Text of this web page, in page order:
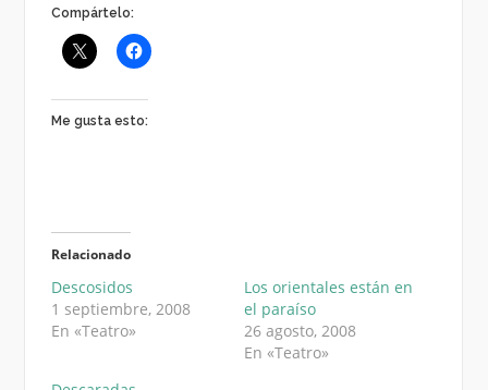
Compártelo:
Me gusta esto:
Relacionado
Descosidos
1 septiembre, 2008
En «Teatro»
Los orientales están en
el paraíso
26 agosto, 2008
En «Teatro»